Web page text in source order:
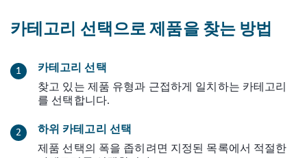
카테고리 선택으로 제품을 찾는 방법
카테고리 선택
찾고 있는 제품 유형과 근접하게 일치하는 카테고리
를 선택합니다.
하위 카테고리 선택
제품 선택의 폭을 좁히려면 지정된 목록에서 적절한